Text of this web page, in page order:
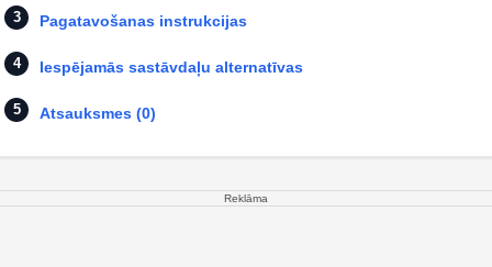
Pagatavošanas instrukcijas
Iespējamās sastāvdaļu alternatīvas
Atsauksmes (0)
Reklāma